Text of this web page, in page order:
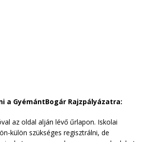
a GyémántBogár Rajzpályázatra:
az oldal alján lévő űrlapon. Iskolai
külön szükséges regisztrálni, de